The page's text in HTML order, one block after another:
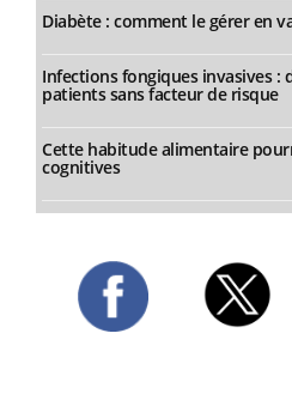
Diabète : comment le gérer en
Infections fongiques invasives :
patients sans facteur de risque
Cette habitude alimentaire
cognitives